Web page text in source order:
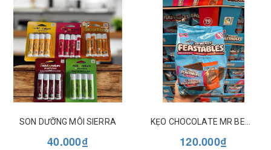
SON DƯỠNG MÔI SIERRA
40.000₫ 120.000₫